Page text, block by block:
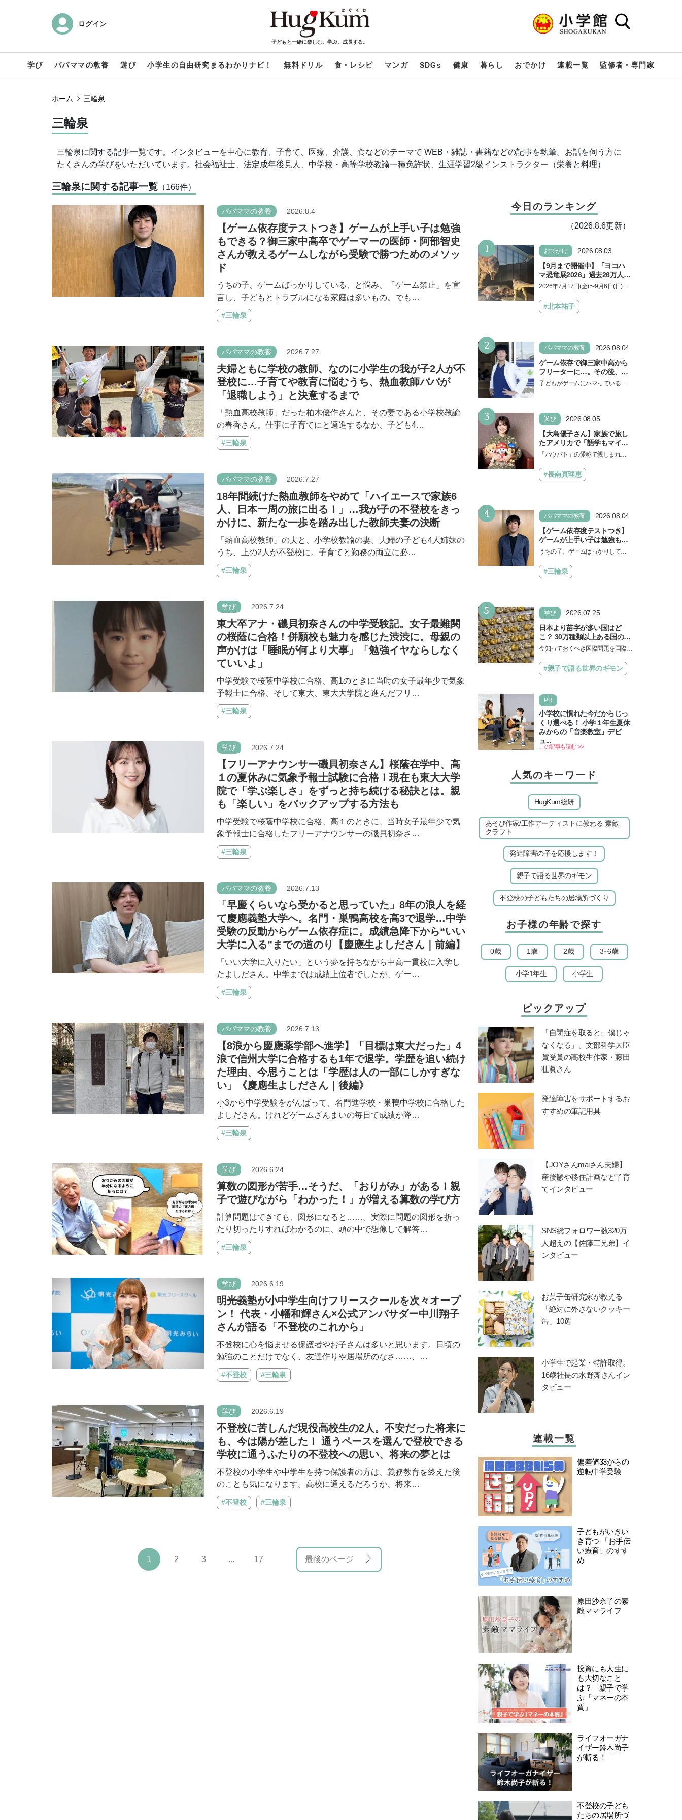
ログイン
子どもと一緒に楽しむ、学ぶ、成長する。
学び パパママの教養 遊び 小学生の自由研究まるわかりナビ！ 無料ドリル 食・レシピ マンガ SDGs 健康 暮らし おでかけ 連載一覧 監修者・専門家
ホーム 三輪泉
三輪泉
三輪泉に関する記事一覧です。インタビューを中心に教育、子育て、医療、介護、食などのテーマで WEB・雑誌・書籍などの記事を執筆。お話を伺う方に
たくさんの学びをいただいています。社会福祉士、法定成年後見人、中学校・高等学校教諭一種免許状、生涯学習2級インストラクター（栄養と料理）
三輪泉に関する記事一覧 （166件）
パパママの教養 2026.8.4
【ゲーム依存度テストつき】ゲームが上手い子は勉強
もできる？御三家中高卒でゲーマーの医師・阿部智史
さんが教えるゲームしながら受験で勝つためのメソッ
ド
うちの子、ゲームばっかりしている、と悩み、「ゲーム禁止」を宣
言し、子どもとトラブルになる家庭は多いもの。でも…
#三輪泉
パパママの教養 2026.7.27
夫婦ともに学校の教師、なのに小学生の我が子2人が不
登校に…子育てや教育に悩むうち、熱血教師パパが
「退職しよう」と決意するまで
「熱血高校教師」だった柏木優作さんと、その妻である小学校教諭
の春香さん。仕事に子育てにと邁進するなか、子ども4…
#三輪泉
パパママの教養 2026.7.27
18年間続けた熱血教師をやめて「ハイエースで家族6
人、日本一周の旅に出る！」…我が子の不登校をきっ
かけに、新たな一歩を踏み出した教師夫妻の決断
「熱血高校教師」の夫と、小学校教諭の妻。夫婦の子ども4人姉妹の
うち、上の2人が不登校に。子育てと勤務の両立に必…
#三輪泉
学び 2026.7.24
東大卒アナ・磯貝初奈さんの中学受験記。女子最難関
の桜蔭に合格！併願校も魅力を感じた渋渋に。母親の
声かけは「睡眠が何より大事」「勉強イヤならしなく
ていいよ」
中学受験で桜蔭中学校に合格、高1のときに当時の女子最年少で気象
予報士に合格、そして東大、東大大学院と進んだフリ…
#三輪泉
学び 2026.7.24
【フリーアナウンサー磯貝初奈さん】桜蔭在学中、高
１の夏休みに気象予報士試験に合格！現在も東大大学
院で「学ぶ楽しさ」をずっと持ち続ける秘訣とは。親
も「楽しい」をバックアップする方法も
中学受験で桜蔭中学校に合格、高１のときに、当時女子最年少で気
象予報士に合格したフリーアナウンサーの磯貝初奈さ…
#三輪泉
パパママの教養 2026.7.13
「早慶くらいなら受かると思っていた」8年の浪人を経
て慶應義塾大学へ。名門・巣鴨高校を高3で退学…中学
受験の反動からゲーム依存症に。成績急降下から“いい
大学に入る”までの道のり【慶應生よしださん｜前編】
「いい大学に入りたい」という夢を持ちながら中高一貫校に入学し
たよしださん。中学までは成績上位者でしたが、ゲー…
#三輪泉
パパママの教養 2026.7.13
【8浪から慶應薬学部へ進学】「目標は東大だった」4
浪で信州大学に合格するも1年で退学。学歴を追い続け
た理由、今思うことは「学歴は人の一部にしかすぎな
い」《慶應生よしださん｜後編》
小3から中学受験をがんばって、名門進学校・巣鴨中学校に合格した
よしださん。けれどゲームざんまいの毎日で成績が降…
#三輪泉
学び 2026.6.24
算数の図形が苦手…そうだ、「おりがみ」がある！親
子で遊びながら「わかった！」が増える算数の学び方
計算問題はできても、図形になると……。実際に問題の図形を折っ
たり切ったりすればわかるのに、頭の中で想像して解答…
#三輪泉
学び 2026.6.19
明光義塾が小中学生向けフリースクールを次々オープ
ン！ 代表・小幡和輝さん×公式アンバサダー中川翔子
さんが語る「不登校のこれから」
不登校に心を悩ませる保護者やお子さんは多いと思います。日頃の
勉強のことだけでなく、友達作りや居場所のなさ……、…
#不登校 #三輪泉
学び 2026.6.19
不登校に苦しんだ現役高校生の2人。不安だった将来に
も、今は陽が差した！ 通うペースを選んで登校できる
学校に通うふたりの不登校への思い、将来の夢とは
不登校の小学生や中学生を持つ保護者の方は、義務教育を終えた後
のことも気になります。高校に通えるだろうか、将来…
#不登校 #三輪泉
1 2 3 ... 17 最後のページ
今日のランキング
（2026.8.6更新）
1 おでかけ
2026.08.03
【9月まで開催中】「ヨコハ
マ恐竜展2026」過去26万人を
動員した恐竜展が9年ぶりに
しむポイントを完全ガイド
2026年7月17日(金)〜9月6日(日)、
「ヨコハマ恐竜展2026〜恐竜の食
卓大図鑑〜」が開催…
#北本祐子
2 パパママの教養
2026.08.04
ゲーム依存で御三家中高から
フリーターに…。その後、医
学部へ逆転合格した現役医師
子どもがゲームにハマっている
3 遊び
2026.08.05
【大島優子さん】家族で旅し
たアメリカで「語学もマイン
ドも！ 子どもの成長はすごか
『パウ・パトロール ザ・ダイ
ノ・ムービー』ではあきらめ
「パウパト」の愛称で親しまれる
の劇場版シリーズ第3弾、映画『パ
ウ・パトロール ザ…
#長南真理恵
4 パパママの教養
2026.08.04
【ゲーム依存度テストつき】
ゲームが上手い子は勉強もで
きる？御三家中高卒でゲーマ
えるゲームしながら受験で勝
つためのメソッド
うちの子、ゲームばっかりしてい
言し、子どもとトラブルになる家
庭は多いもの。でも…
#三輪泉
5 学び
2026.07.25
日本より苗字が多い国はど
こ？ 30万種類以上ある国の理
由とは【親子で語る国際問
今知っておくべき国際問題を国際政
る「親子で語る国際問題」。今回
は、苗字の種類…
#親子で語る世界のギモン
PR
小学校に慣れた今だからじっ
くり選べる！ 小学１年生夏休
みからの「音楽教室」デビ
ュ...
この記事も読む >>
人気のキーワード
HugKum総研
あそび作家/工作アーティストに教わる 素敵
クラフト
発達障害の子を応援します！
親子で語る世界のギモン
不登校の子どもたちの居場所づくり
お子様の年齢で探す
0歳 1歳 2歳 3~6歳
小学1年生 小学生
ピックアップ
「自閉症を取ると、僕じゃ
なくなる」。文部科学大臣
賞受賞の高校生作家・藤田
壮眞さん
発達障害をサポートするお
すすめの筆記用具
【JOYさんmaiさん夫婦】
産後鬱や移住計画など子育
てインタビュー
SNS総フォロワー数320万
人超えの【佐藤三兄弟】イ
ンタビュー
お菓子缶研究家が教える
「絶対に外さないクッキー
缶」10選
小学生で起業・特許取得。
16歳社長の水野舞さんイン
タビュー
連載一覧
偏差値33からの
逆転中学受験
子どもがいきい
き育つ 「お手伝
い療育」のすす
め
原田沙奈子の素
敵ママライフ
投資にも人生に
も大切なこと
は？ 親子で学
ぶ「マネーの本
質」
ライフオーガナ
イザー鈴木尚子
が斬る！
不登校の子ども
たちの居場所づ